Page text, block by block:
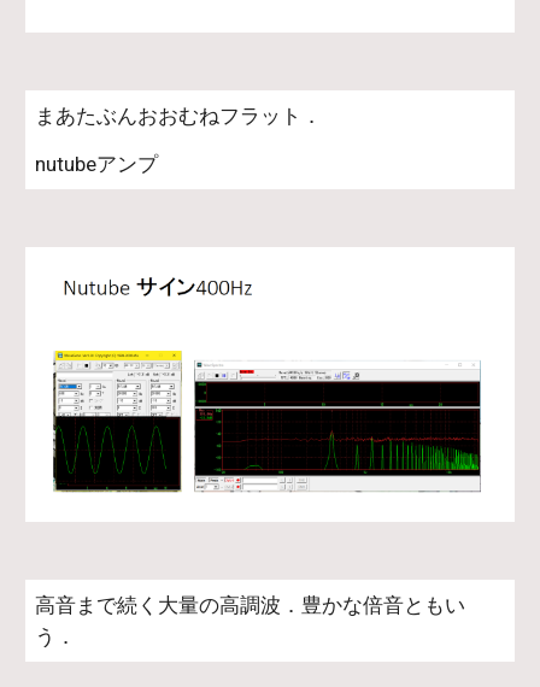
まあたぶんおおむねフラット．
nutubeアンプ
高音まで続く大量の高調波．豊かな倍音ともい
う．